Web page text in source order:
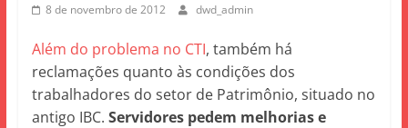
8 de novembro de 2012 dwd_admin
Além do problema no CTI, também há
reclamações quanto às condições dos
trabalhadores do setor de Patrimônio, situado no
antigo IBC. Servidores pedem melhorias e